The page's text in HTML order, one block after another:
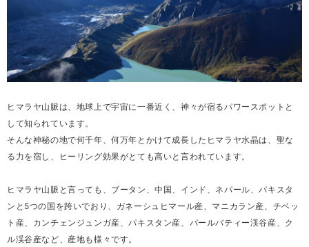
ヒマラヤ山脈は、地球上で宇宙に一番近く、神々が宿るパワースポットと
して知られています。
そんな神秘の地で何千年、何万年とかけて成長したヒマラヤ水晶は、聖な
る力を宿し、ヒーリング効果がとても高いと言われています。
ヒマラヤ山脈と言っても、ブータン、中国、インド、ネパール、パキスタ
ンと5つの国を跨いでおり、ガネーシュヒマール産、マニカラン産、チベッ
ト産、カンチェンジュンガ産、パキスタン産、パールバティー渓谷産、ク
ル渓谷産など、産地も様々です。